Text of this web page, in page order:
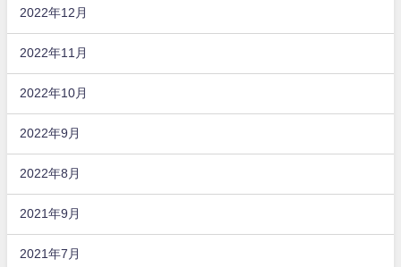
2022年12月
2022年11月
2022年10月
2022年9月
2022年8月
2021年9月
2021年7月